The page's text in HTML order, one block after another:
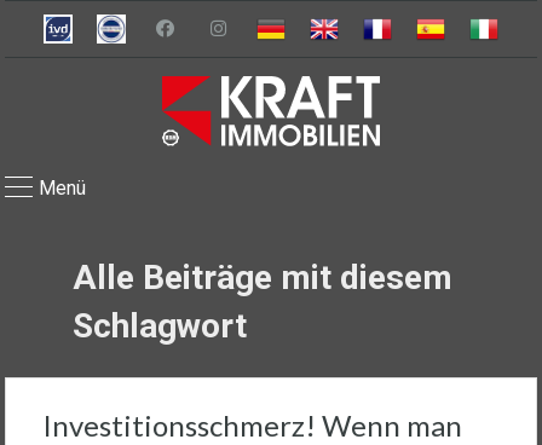
Menü
Alle Beiträge mit diesem
Schlagwort
Investitionsschmerz! Wenn man